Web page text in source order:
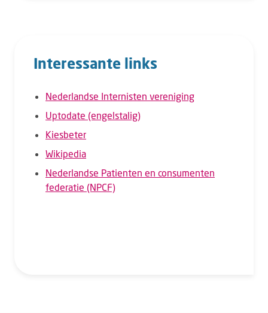
Interessante links
Nederlandse Internisten vereniging
Uptodate (engelstalig)
Kiesbeter
Wikipedia
Nederlandse Patienten en consumenten
federatie (NPCF)